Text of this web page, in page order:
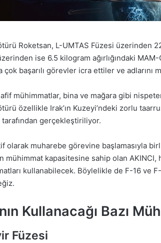
Roketsan, L-UMTAS Füzesi üzerinden
ise 6.5 kilogram ağırlığındaki
başarılı görevler icra ettiler ve adlarını
mühimmatlar, bina ve mağara gibi
özellikle Irak’ın Kuzeyi’ndeki zorlu
tarafından gerçekleştiriliyor.
olarak muharebe görevine başlamasıyla
mühimmat kapasitesine sahip olan
kullanabilecek. Böylelikle de F-16 ve
Kullanacağı Bazı
Füzesi